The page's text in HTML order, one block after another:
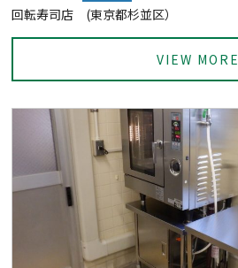
回転寿司店 (東京都杉並区）
VIEW MORE